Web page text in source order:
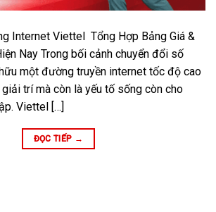
Internet Viettel Tổng Hợp Bảng Giá &
Nay Trong bối cảnh chuyển đổi số
một đường truyền internet tốc độ cao
trí mà còn là yếu tố sống còn cho
Viettel […]
ĐỌC TIẾP →